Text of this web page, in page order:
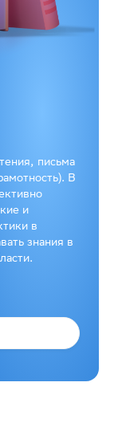
письма
В
и
в
знания в